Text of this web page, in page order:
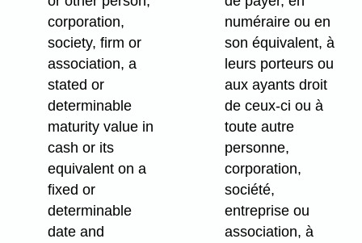
corporation,
society, firm or
association, a
stated or
determinable
maturity value in
cash or its
equivalent on a
fixed or
determinable
date and
numéraire ou en
son équivalent, à
leurs porteurs ou
aux ayants droit
de ceux-ci ou à
toute autre
personne,
corporation,
société,
entreprise ou
association, à